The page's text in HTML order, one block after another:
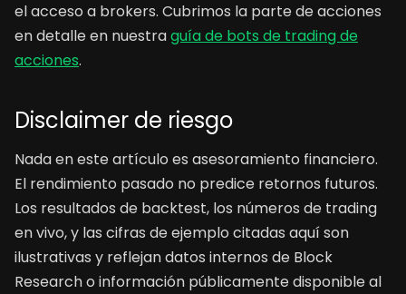
el acceso a brokers. Cubrimos la parte de acciones
en detalle en nuestraguía de bots de trading de
acciones.
Disclaimer de riesgo
Nada en este artículo es asesoramiento financiero.
El rendimiento pasado no predice retornos futuros.
Los resultados de backtest, los números de trading
en vivo, y las cifras de ejemplo citadas aquí son
ilustrativas y reflejan datos internos de Block
Research o información públicamente disponible al